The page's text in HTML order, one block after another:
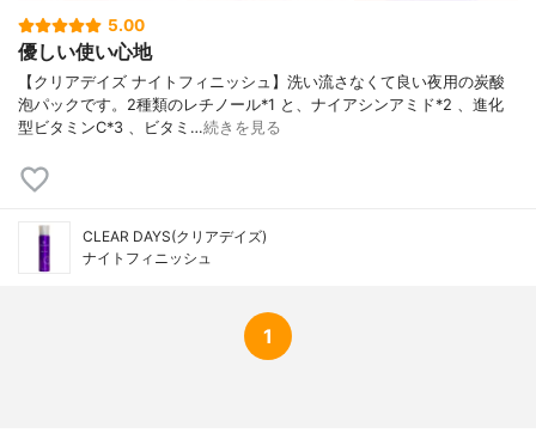
5.00
優しい使い心地
【クリアデイズ ナイトフィニッシュ】洗い流さなくて良い夜用の炭酸
泡パックです。2種類のレチノール*1 と、ナイアシンアミド*2 、進化
型ビタミンC*3 、ビタミ…続きを見る
CLEAR DAYS(クリアデイズ)
ナイトフィニッシュ
1